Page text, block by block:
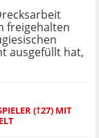
freigehalten
ausgefüllt hat,
(†27) MIT